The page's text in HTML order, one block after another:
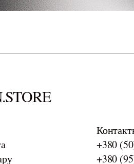
+380
+380